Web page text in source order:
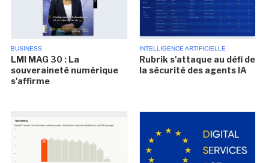
BUSINESS
LMI MAG 30 : La
souveraineté numérique
s'affirme
INTELLIGENCE ARTIFICIELLE
Rubrik s'attaque au défi de
la sécurité des agents IA